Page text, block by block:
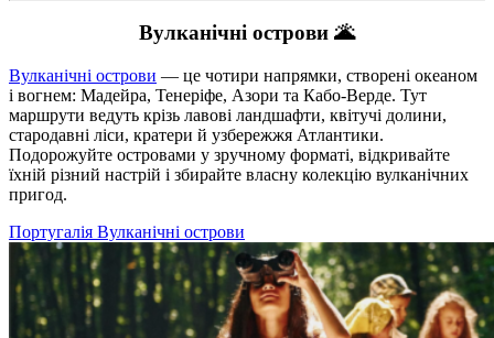
Вулканічні острови 🌋
Вулканічні острови — це чотири напрямки, створені океаном
і вогнем: Мадейра, Тенеріфе, Азори та Кабо-Верде. Тут
маршрути ведуть крізь лавові ландшафти, квітучі долини,
стародавні ліси, кратери й узбережжя Атлантики.
Подорожуйте островами у зручному форматі, відкривайте
їхній різний настрій і збирайте власну колекцію вулканічних
пригод.
Португалія Вулканічні острови